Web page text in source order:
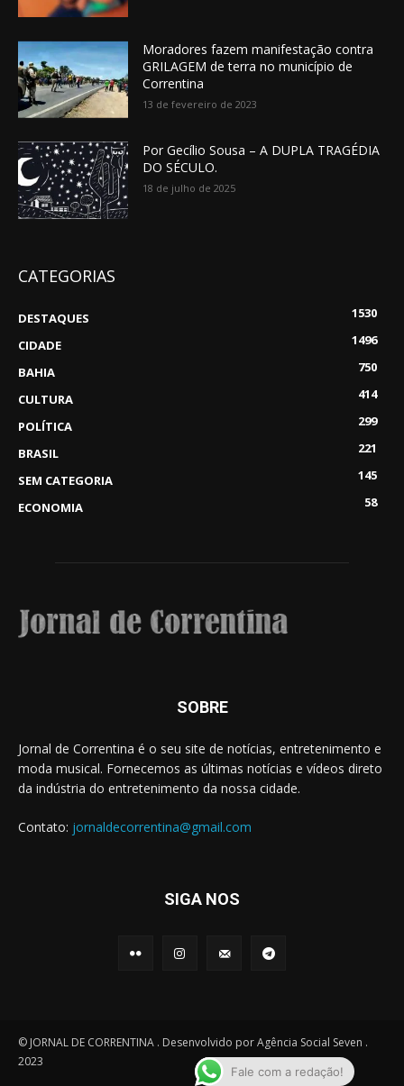
Moradores fazem manifestação contra
GRILAGEM de terra no município de
Correntina
13 de fevereiro de 2023
Por Gecílio Sousa – A DUPLA TRAGÉDIA
DO SÉCULO.
18 de julho de 2025
CATEGORIAS
DESTAQUES
1530
CIDADE
1496
BAHIA
750
CULTURA
414
POLÍTICA
299
BRASIL
221
SEM CATEGORIA
145
ECONOMIA
58
SOBRE
Jornal de Correntina é o seu site de notícias, entretenimento e
moda musical. Fornecemos as últimas notícias e vídeos direto
da indústria do entretenimento da nossa cidade.
Contato: jornaldecorrentina@gmail.com
SIGA NOS
© JORNAL DE CORRENTINA . Desenvolvido por Agência Social Seven .
2023
Fale com a redação!